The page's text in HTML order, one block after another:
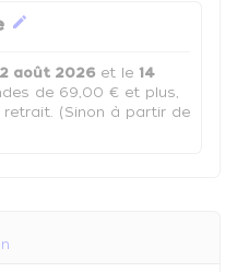
edit
août 2026 et le 14
de 69,00 € et plus,
(Sinon à partir de